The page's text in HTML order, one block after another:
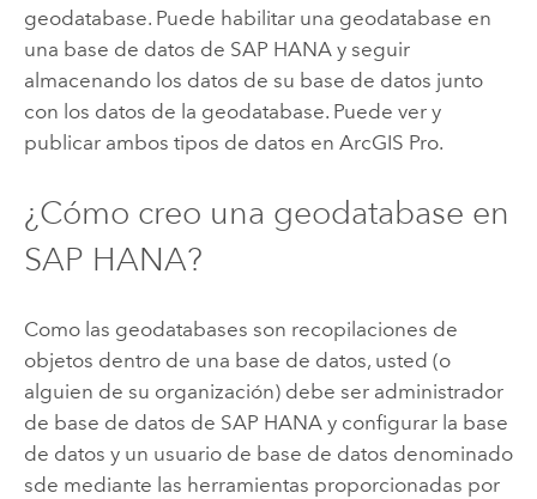
geodatabase. Puede habilitar una geodatabase en
una base de datos de SAP HANA y seguir
almacenando los datos de su base de datos junto
con los datos de la geodatabase. Puede ver y
publicar ambos tipos de datos en ArcGIS Pro.
¿Cómo creo una geodatabase en
SAP HANA?
Como las geodatabases son recopilaciones de
objetos dentro de una base de datos, usted (o
alguien de su organización) debe ser administrador
de base de datos de SAP HANAy configurar la base
de datos y un usuario de base de datos denominado
sde mediante las herramientas proporcionadas por